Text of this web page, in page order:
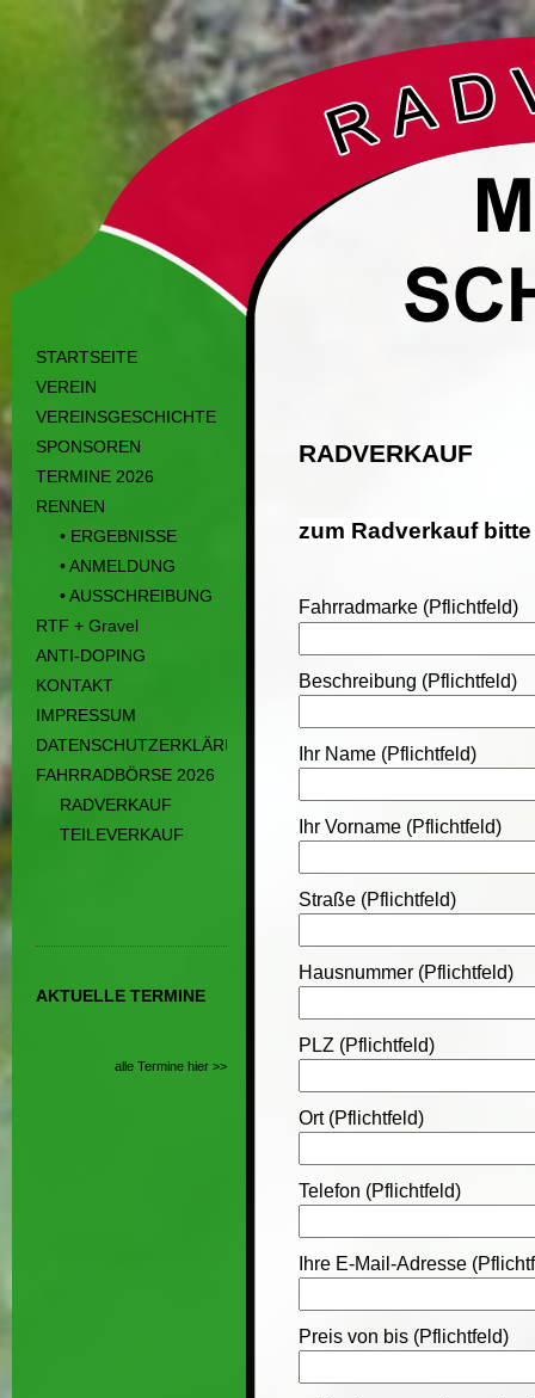
STARTSEITE
VEREIN
VEREINSGESCHICHTE
SPONSOREN
TERMINE 2026
RENNEN
• ERGEBNISSE
• ANMELDUNG
• AUSSCHREIBUNG
RTF + Gravel
ANTI-DOPING
KONTAKT
IMPRESSUM
DATENSCHUTZERKLÄRUNG
FAHRRADBÖRSE 2026
RADVERKAUF
TEILEVERKAUF
AKTUELLE TERMINE
alle Termine hier >>
RADVERKAUF
zum Radverkaufbitte
Fahrradmarke (Pflichtfeld)
Beschreibung (Pflichtfeld)
Ihr Name (Pflichtfeld)
Ihr Vorname (Pflichtfeld)
Straße (Pflichtfeld)
Hausnummer (Pflichtfeld)
PLZ (Pflichtfeld)
Ort (Pflichtfeld)
Telefon (Pflichtfeld)
Ihre E-Mail-Adresse
Preis von bis (Pflichtfeld)